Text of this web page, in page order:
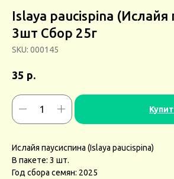
Islaya paucispina (Ислайя
3шт Сбор 25г
SKU: 000145
35 р.
Ислайя паусиспина (Islaya paucispina)
В пакете: 3 шт.
Год сбора семян: 2025